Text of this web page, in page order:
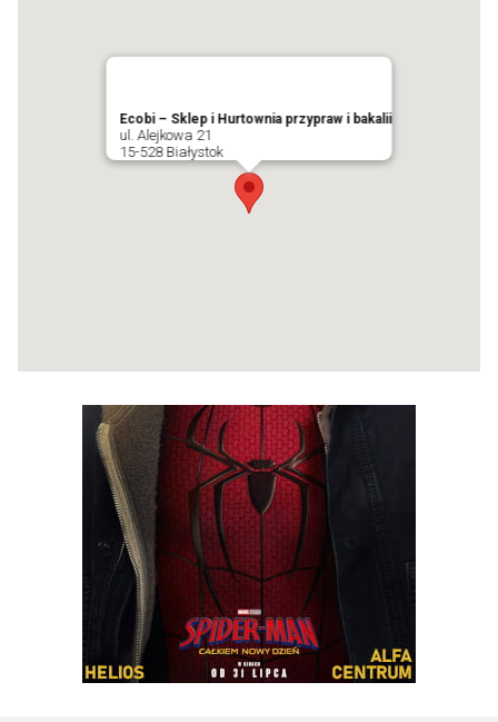
Ecobi – Sklep i Hurtownia przypraw i bakalii
ul. Alejkowa 21
15-528 Białystok